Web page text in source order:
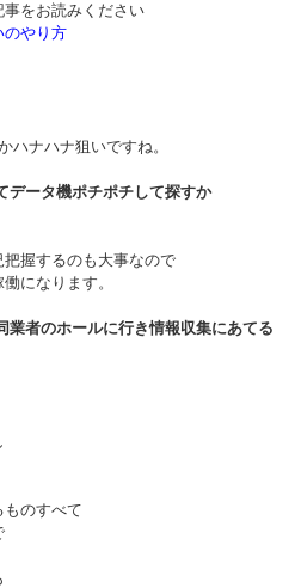
をお読みください
のやり方
ハナハナ狙いですね。
データ機ポチポチして探すか
握するのも大事なので
になります。
業者のホールに行き情報収集にあてる
のすべて